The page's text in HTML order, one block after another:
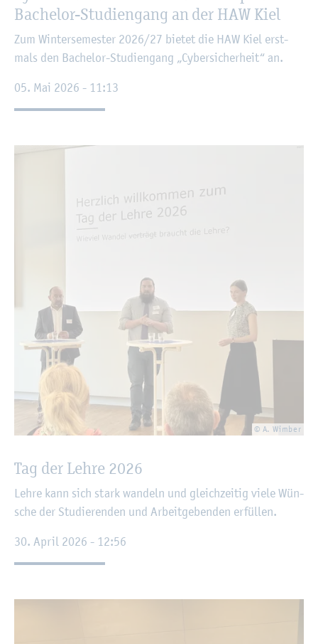
Ba­che­lor-Stu­di­en­gang an der HAW Kiel
Zum Win­ter­se­mes­ter 2026/27 bie­tet die HAW Kiel erst­
mals den Ba­che­lor-Stu­di­en­gang „Cy­ber­si­cher­heit“ an.
05. Mai 2026 - 11:13
© A. Wim­ber
Tag der Lehre 2026
Lehre kann sich stark wan­deln und gleich­zei­tig viele Wün­
sche der Stu­die­ren­den und Ar­beit­ge­ben­den er­fül­len.
30. April 2026 - 12:56